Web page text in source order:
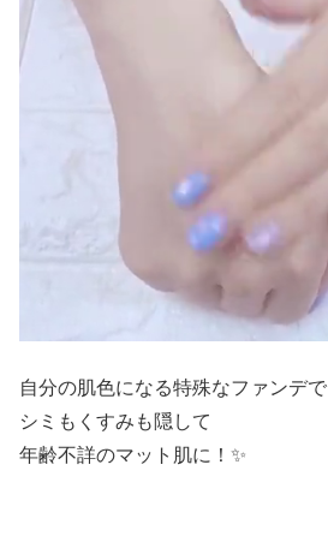
自分の肌色になる特殊なファンデで
シミもくすみも隠して
年齢不詳のマット肌に！✨